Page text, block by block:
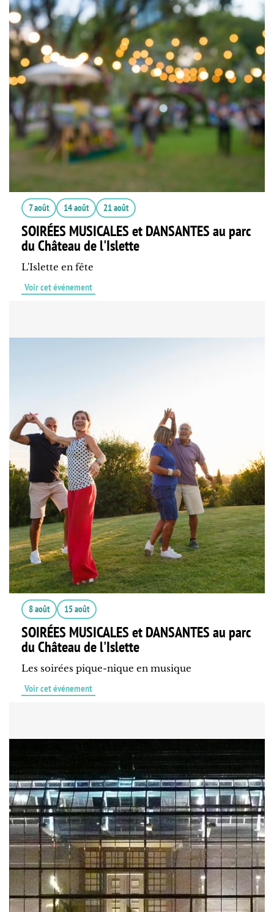
7 août 14 août 21 août
SOIRÉES MUSICALES et DANSANTES au parc
du Château de l'Islette
L'Islette en fête
Voir cet événement
8 août 15 août
SOIRÉES MUSICALES et DANSANTES au parc
du Château de l'Islette
Les soirées pique-nique en musique
Voir cet événement